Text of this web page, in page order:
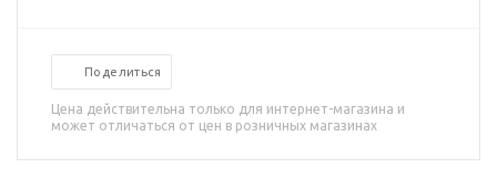
Поделиться
Цена действительна только для интернет-магазина и
может отличаться от цен в розничных магазинах